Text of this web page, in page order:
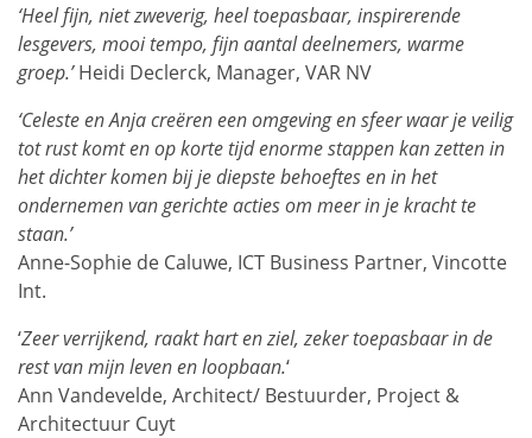
‘Heel fijn, niet zweverig, heel toepasbaar, inspirerende
lesgevers, mooi tempo, fijn aantal deelnemers, warme
groep.’Heidi Declerck, Manager, VAR NV
‘Celeste en Anja creëren een omgeving en sfeer waar je veilig
tot rust komt en op korte tijd enorme stappen kan zetten in
het dichter komen bij je diepste behoeftes en in het
ondernemen van gerichte acties om meer in je kracht te
staan.’
Anne-Sophie de Caluwe, ICT Business Partner, Vincotte
Int.
‘Zeer verrijkend, raakt hart en ziel, zeker toepasbaar in de
rest van mijn leven en loopbaan.‘
Ann Vandevelde, Architect/ Bestuurder, Project &
Architectuur Cuyt